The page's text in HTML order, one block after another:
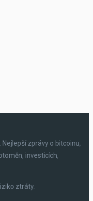
zprávy o bitcoinu,
investicích,
ztráty.